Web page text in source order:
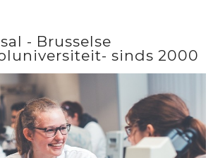
- Brusselse
sinds 2000